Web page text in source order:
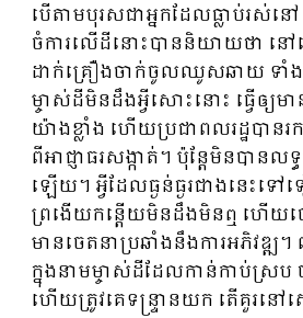
បើតាមបុរសជាអ្នកដែលធ្លាប់រស់នៅ
ចំការលើដីនោះបាននិយាយថា នៅ
ដាក់គ្រឿងចាក់ចូលឈូសឆាយ ទាំង
ម្ចាស់ដីមិនដឹងអ្វីសោះនោះ ធ្វើឲ្យ
យ៉ាងខ្លាំង ហើយប្រជាពលរដ្ឋបានរក
ពីអាជ្ញាធរសង្កាត់។ ប៉ុន្តែមិនបានល
ឡើយ។ អ្វីដែលធ្ងន់ធ្ងរជាងនេះទៅទៀ
ព្រងើយកន្តើយមិនដឹងមិនឮ ហើយច
មានចេតនាប្រឆាំងនឹងការអភិវឌ្ឍ
ក្នុងនាមម្ចាស់ដីដែលកាន់កាប់ស្រប
ហើយត្រូវគេទន្ទ្រានយក តើគួរនៅស្